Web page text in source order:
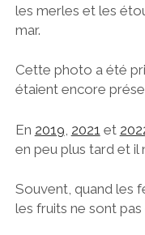
les merles et les
mar.
Cette photo a été
étaient encore
En 2019 2021 et
en peu plus tard et il
Souvent, quand les
les fruits ne sont